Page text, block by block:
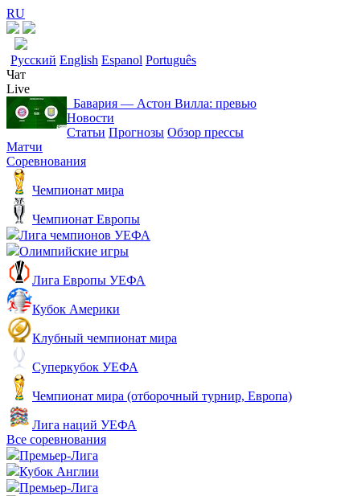
RU
Русский English Espanol Português
Чат
Live
Бавария ― Астон Вилла: превью
Новости
Статьи Прогнозы Обзор прессы
Матчи
Соревнования
Чемпионат мира
Чемпионат Европы
Лига чемпионов УЕФА
Олимпийские игры
Лига Европы УЕФА
Кубок Америки
Клубный чемпионат мира
Суперкубок УЕФА
Чемпионат мира (отборочный турнир, Европа)
Лига наций УЕФА
Все соревнования
Премьер-Лига
Кубок Англии
Премьер-Лига